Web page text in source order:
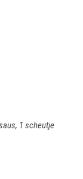
1 scheutje